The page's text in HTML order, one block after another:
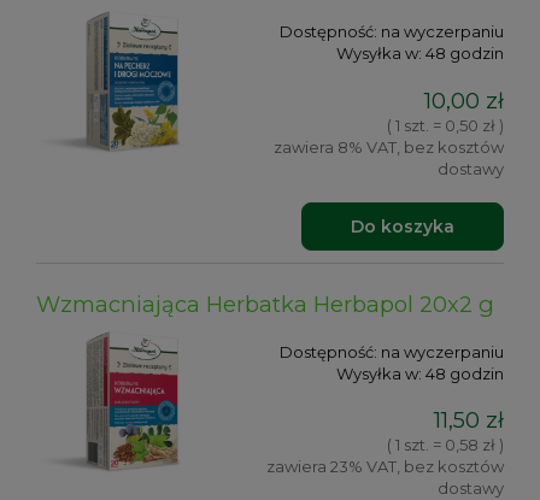
Dostępność: na wyczerpaniu
Wysyłka w: 48 godzin
10,00 zł
( 1 szt. = 0,50 zł )
zawiera 8% VAT, bez kosztów
dostawy
Do koszyka
Wzmacniająca Herbatka Herbapol 20x2 g
Dostępność: na wyczerpaniu
Wysyłka w: 48 godzin
11,50 zł
( 1 szt. = 0,58 zł )
zawiera 23% VAT, bez kosztów
dostawy